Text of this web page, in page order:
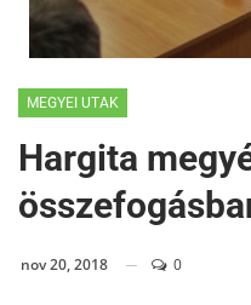
MEGYEI UTAK
Hargita
nov 20, 2018 0